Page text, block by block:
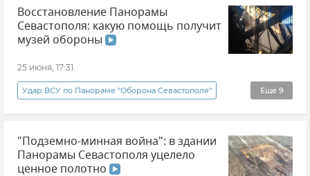
Новости Севастополя Крым
Новости Крыма
Восстановление Панорамы
Севастополя: какую помощь получит
музей обороны
25 июня, 17:31
Еще 9
Удар ВСУ по Панораме "Оборона Севастополя"
панорама Севастополь
Новости Севастополя Крым
Новости Крыма Культура
"Подземно-минная война": в здании
Панорамы Севастополя уцелело
ценное полотно